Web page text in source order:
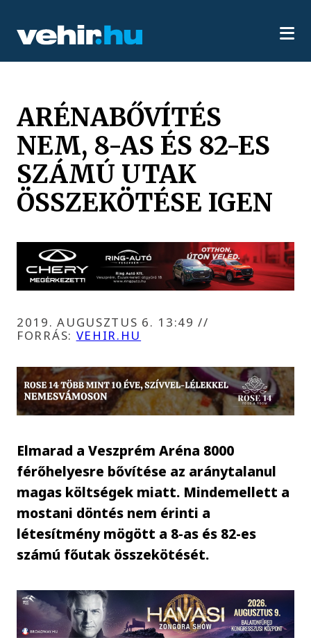
ARÉNABŐVÍTÉS
NEM, 8-AS ÉS 82-ES
SZÁMÚ UTAK
ÖSSZEKÖTÉSE IGEN
2019. AUGUSZTUS 6. 13:49//
FORRÁS: VEHIR.HU
Elmarad a Veszprém Aréna 8000
férőhelyesre bővítése az aránytalanul
magas költségek miatt. Mindemellett a
mostani döntés nem érinti a
létesítmény mögött a 8-as és 82-es
számú főutak összekötését.